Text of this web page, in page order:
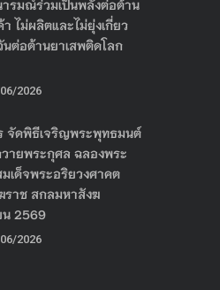
รมณ์ร่วมเป็นพลังต่อต้าน
ไม่ผลิตและไม่ยุ่งเกี่ยว
นต่อต้านยาเสพติดโลก
2026
จัดพิธีเจริญพระพุทธมนต์
ายพระกุศล ฉลองพระ
เด็จพระอริยวงศาคต
าช สกลมหาสังฆ
2569
2026